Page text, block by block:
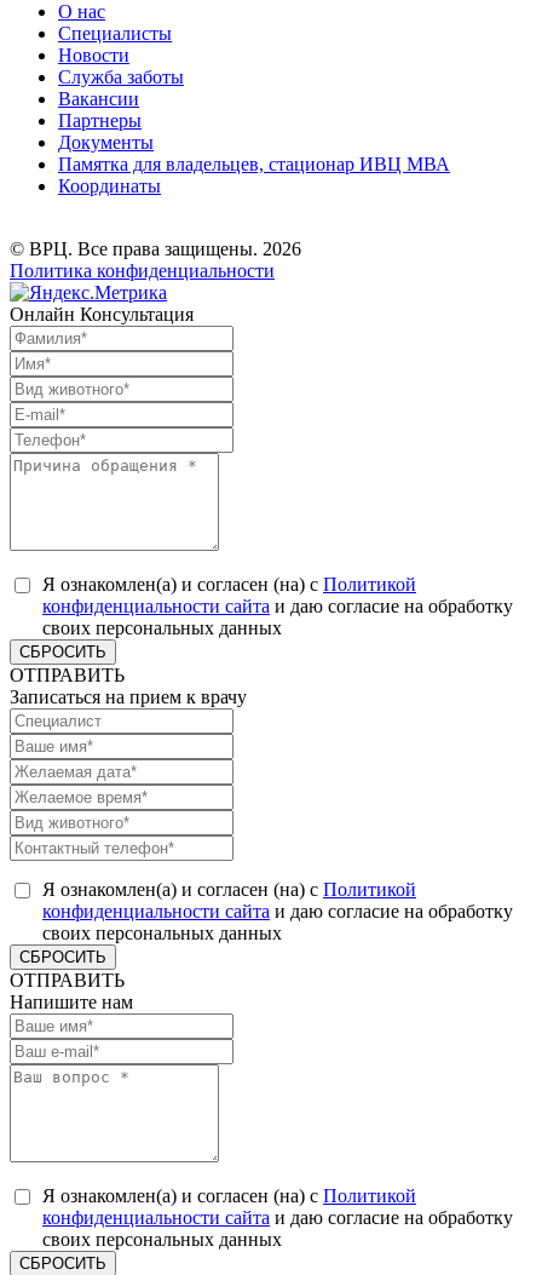
О нас
Специалисты
Новости
Служба заботы
Вакансии
Партнеры
Документы
Памятка для владельцев, стационар ИВЦ МВА
Координаты
© ВРЦ. Все права защищены. 2026
Политика конфиденциальности
Онлайн Консультация
Я ознакомлен(а) и согласен (на) с Политикой
конфиденциальности сайта и даю согласие на обработку
своих персональных данных
СБРОСИТЬ
ОТПРАВИТЬ
Записаться на прием к врачу
Я ознакомлен(а) и согласен (на) с Политикой
конфиденциальности сайта и даю согласие на обработку
своих персональных данных
СБРОСИТЬ
ОТПРАВИТЬ
Напишите нам
Я ознакомлен(а) и согласен (на) с Политикой
конфиденциальности сайта и даю согласие на обработку
своих персональных данных
СБРОСИТЬ